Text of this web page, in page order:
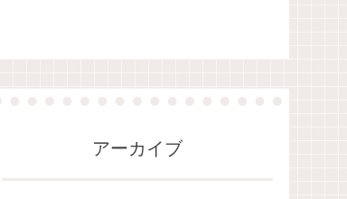
アーカイブ